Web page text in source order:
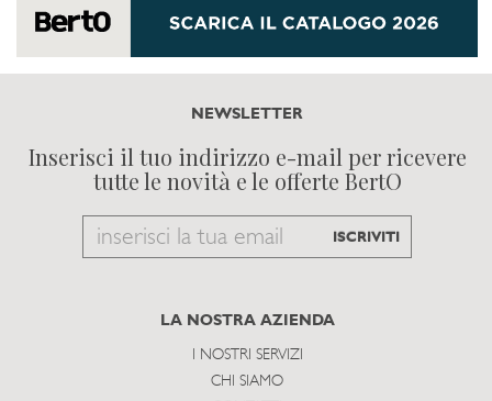
NEWSLETTER
Inserisci il tuo indirizzo e-mail per ricevere
tutte le novità e le offerte BertO
Email
subscribe
ISCRIVITI
LA NOSTRA AZIENDA
I NOSTRI SERVIZI
CHI SIAMO